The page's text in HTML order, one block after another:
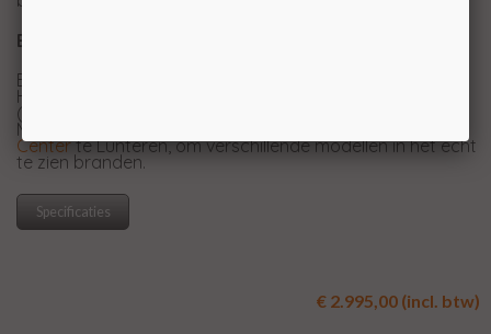
Experience Center
Benieuwd naar de elektrische haarden van Fair Fires?
Helaas hebben wij de elektrisch haarden van Fairfires
(nog) niet in onze showroom in Breda.
Maar u bent meer dan welkom in het
Centerte Lunteren, om verschillende modellen in het echt
te zien branden.
Specificaties
€ 2.995,00 (incl. btw)